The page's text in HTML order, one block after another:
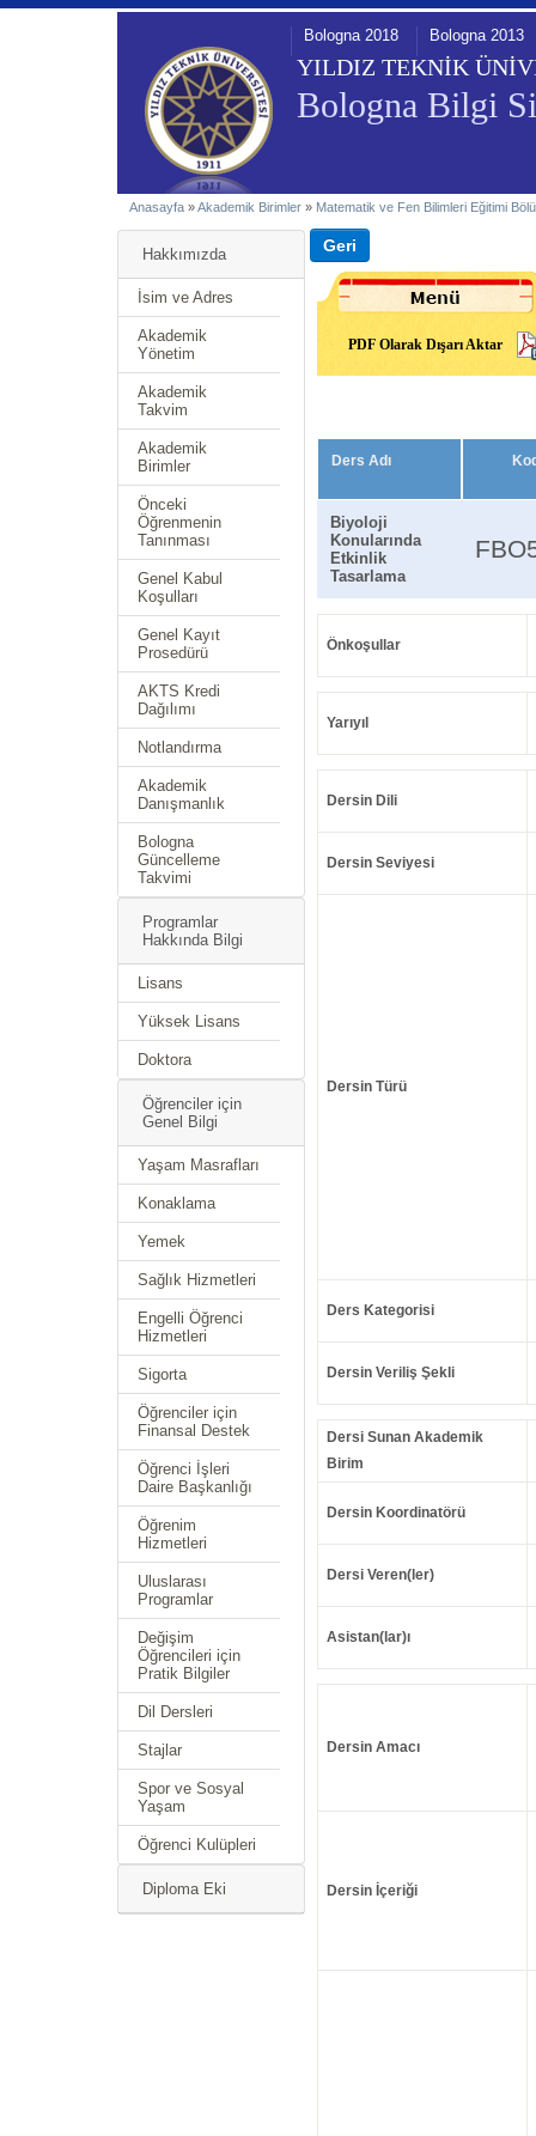
YILDIZ TEKNİK
Bologna Bilgi
Bologna 2018 Bologna 2013
Anasayfa »Akademik Birimler » Matematik ve Fen Bilimleri Eğitimi
Hakkımızda
İsim ve Adres
Akademik
Yönetim
Akademik
Takvim
Akademik
Birimler
Önceki
Öğrenmenin
Tanınması
Genel Kabul
Koşulları
Genel Kayıt
Prosedürü
AKTS Kredi
Dağılımı
Notlandırma
Akademik
Danışmanlık
Bologna
Güncelleme
Takvimi
Programlar
Hakkında Bilgi
Lisans
Yüksek Lisans
Doktora
Öğrenciler için
Genel Bilgi
Yaşam Masrafları
Konaklama
Yemek
Sağlık Hizmetleri
Engelli Öğrenci
Hizmetleri
Sigorta
Öğrenciler için
Finansal Destek
Öğrenci İşleri
Daire Başkanlığı
Öğrenim
Hizmetleri
Uluslarası
Programlar
Değişim
Öğrencileri için
Pratik Bilgiler
Dil Dersleri
Stajlar
Spor ve Sosyal
Yaşam
Öğrenci Kulüpleri
Diploma Eki
PDF Olarak Dışarı Aktar
Ders Adı
Biyoloji
Konularında
Etkinlik
Tasarlama
Önkoşullar
Yarıyıl
Dersin Dili
Dersin Seviyesi
Dersin Türü
Ders Kategorisi
Dersin Veriliş Şekli
Dersi Sunan Akademik
Birim
Dersin Koordinatörü
Dersi Veren(ler)
Asistan(lar)ı
Dersin Amacı
Dersin İçeriği